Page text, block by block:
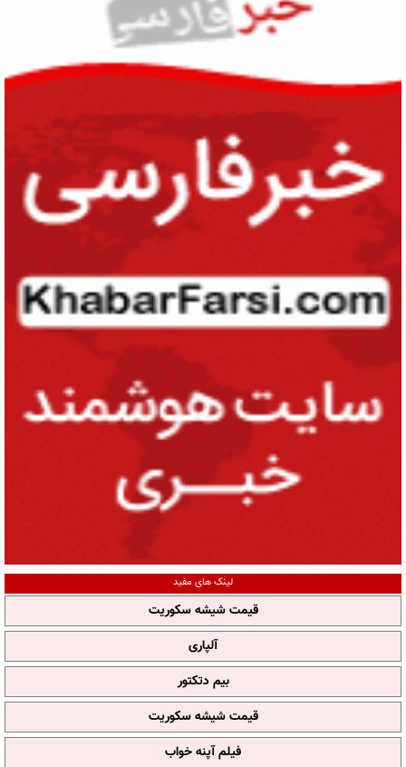
لینک های مفید
قیمت شیشه سکوریت
آلپاری
بیم دتکتور
قیمت شیشه سکوریت
فیلم آپنه خواب